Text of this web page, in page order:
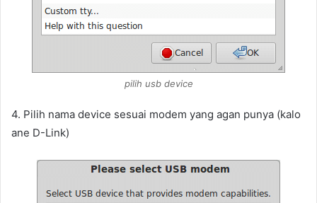
pilih usb device
4. Pilih nama device sesuai modem yang agan punya (kalo
ane D-Link)